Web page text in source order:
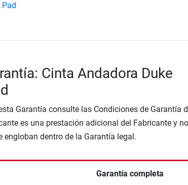
Cinta Andadora Duke
Garantía consulte las Condiciones de Garantía
es una prestación adicional del Fabricante y no
engloban dentro de la Garantía legal.
Garantía completa